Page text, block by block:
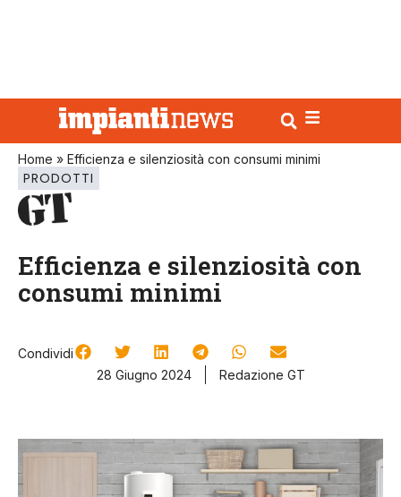
Home » Efficienza e silenziosità con consumi minimi
PRODOTTI
Efficienza e silenziosità con
consumi minimi
Condividi
28 Giugno 2024
Redazione GT